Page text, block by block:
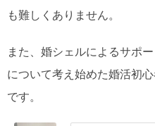
も難しくありません。
また、婚シェルによるサポ
について考え始めた婚活初
です。